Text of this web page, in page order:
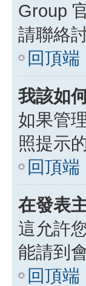
Group
請聯絡
回頂端
我該如
如果管
照提示
回頂端
在發表
這允許
能請到
回頂端